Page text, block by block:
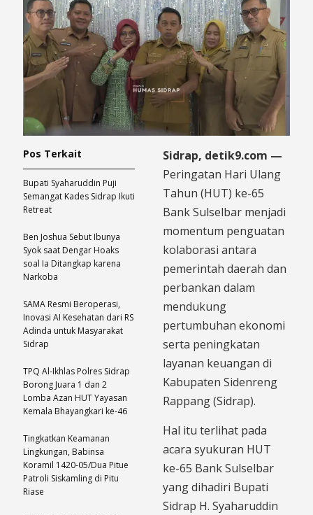
Sidrap, detik9.com —
Peringatan Hari Ulang
Tahun (HUT) ke-65
Bank Sulselbar menjadi
momentum penguatan
kolaborasi antara
pemerintah daerah dan
perbankan dalam
mendukung
pertumbuhan ekonomi
serta peningkatan
layanan keuangan di
Kabupaten Sidenreng
Rappang (Sidrap).
Hal itu terlihat pada
acara syukuran HUT
ke-65 Bank Sulselbar
yang dihadiri Bupati
Sidrap H. Syaharuddin
Pos Terkait
Bupati Syaharuddin Puji
Semangat Kades Sidrap Ikuti
Retreat
Ben Joshua Sebut Ibunya
Syok saat Dengar Hoaks
soal Ia Ditangkap karena
Narkoba
SAMA Resmi Beroperasi,
Inovasi AI Kesehatan dari RS
Adinda untuk Masyarakat
Sidrap
TPQ Al-Ikhlas Polres Sidrap
Borong Juara 1 dan 2
Lomba Azan HUT Yayasan
Kemala Bhayangkari ke-46
Tingkatkan Keamanan
Lingkungan, Babinsa
Koramil 1420-05/Dua Pitue
Patroli Siskamling di Pitu
Riase